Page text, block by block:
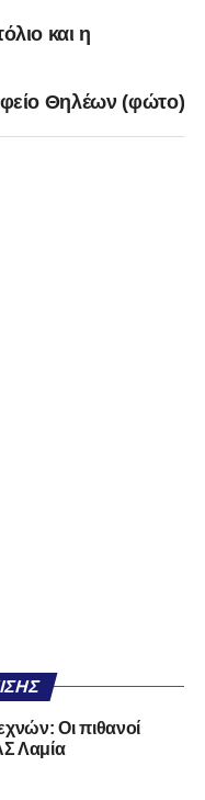
και η
Θηλέων (φώτο)
Οι πιθανοί
Λαμία